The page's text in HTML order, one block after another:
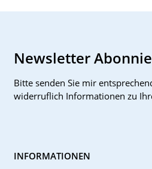
Newsletter
Bitte senden Sie mir
widerruflich Informationen zu
INFORMATIONEN